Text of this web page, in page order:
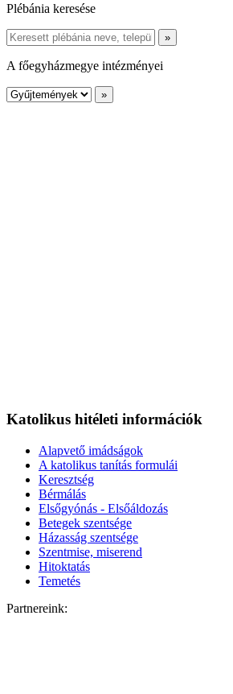
Plébánia keresése
A főegyházmegye intézményei
Katolikus hitéleti információk
Alapvető imádságok
A katolikus tanítás formulái
Keresztség
Bérmálás
Elsőgyónás - Elsőáldozás
Betegek szentsége
Házasság szentsége
Szentmise, miserend
Hitoktatás
Temetés
Partnereink: